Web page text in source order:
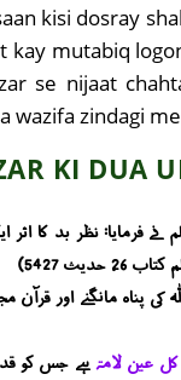
kisi dosray
mutabiq
se nijaat
wazifa zindagi
KI DUA
فرمایا: نظر بد کا
5427)
کی پناہ مانگنے اور
عین لامۃہے جس کو